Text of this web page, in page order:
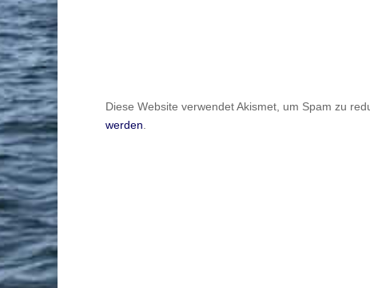
Diese Website verwendet Akismet, um Spam zu
werden